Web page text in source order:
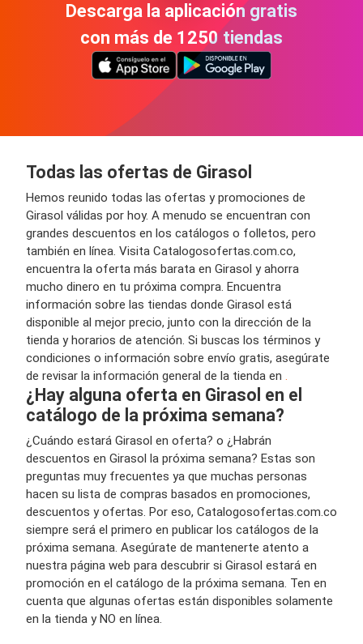
Descarga la aplicación gratis
con más de 1250 tiendas
Todas las ofertas de Girasol
Hemos reunido todas las ofertas y promociones de
Girasol válidas por hoy. A menudo se encuentran con
grandes descuentos en los catálogos o folletos, pero
también en línea. Visita Catalogosofertas.com.co,
encuentra la oferta más barata en Girasol y ahorra
mucho dinero en tu próxima compra. Encuentra
información sobre las tiendas donde Girasol está
disponible al mejor precio, junto con la dirección de la
tienda y horarios de atención. Si buscas los términos y
condiciones o información sobre envío gratis, asegúrate
de revisar la información general de la tienda en
¿Hay alguna oferta en Girasol en el
catálogo de la próxima semana?
¿Cuándo estará Girasol en oferta? o ¿Habrán
descuentos en Girasol la próxima semana? Estas son
preguntas muy frecuentes ya que muchas personas
hacen su lista de compras basados en promociones,
descuentos y ofertas. Por eso, Catalogosofertas.com.co
siempre será el primero en publicar los catálogos de la
próxima semana. Asegúrate de mantenerte atento a
nuestra página web para descubrir si Girasol estará en
promoción en el catálogo de la próxima semana. Ten en
cuenta que algunas ofertas están disponibles solamente
en la tienda y NO en línea.